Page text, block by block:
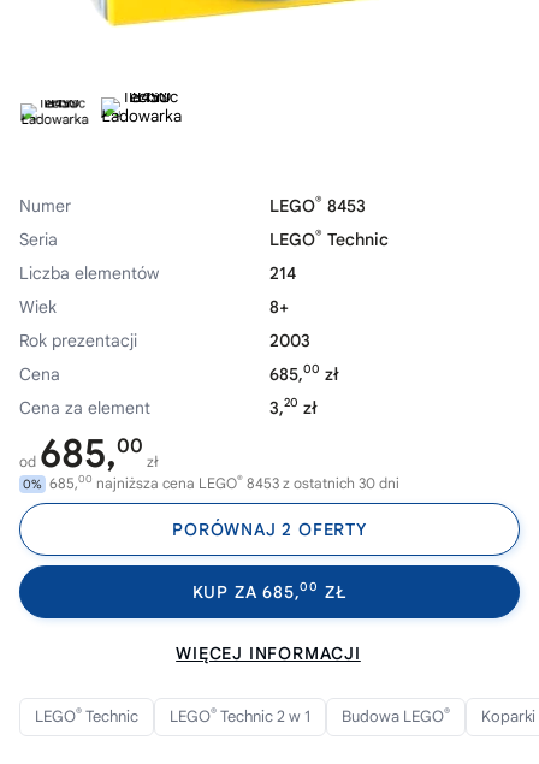
Numer LEGO® 8453
Seria
LEGO® Technic
Liczba elementów
214
Wiek
8+
Rok prezentacji
2003
Cena
685,00 zł
Cena za element
3,20 zł
od 685,00
zł
0% 685,00 najniższa cena LEGO® 8453 z ostatnich 30 dni
PORÓWNAJ 2 OFERTY
KUP ZA 685,00 ZŁ
WIĘCEJ INFORMACJI
LEGO® Technic LEGO® Technic 2 w 1 Budowa LEGO® Koparki